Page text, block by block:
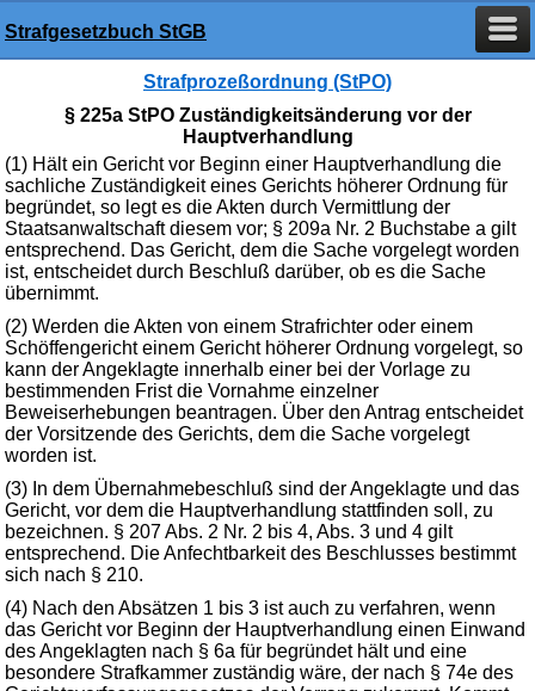
Strafgesetzbuch StGB
Strafprozeßordnung (StPO)
§ 225a StPO Zuständigkeitsänderung vor der
Hauptverhandlung
(1) Hält ein Gericht vor Beginn einer Hauptverhandlung die
sachliche Zuständigkeit eines Gerichts höherer Ordnung für
begründet, so legt es die Akten durch Vermittlung der
Staatsanwaltschaft diesem vor; § 209a Nr. 2 Buchstabe a gilt
entsprechend. Das Gericht, dem die Sache vorgelegt worden
ist, entscheidet durch Beschluß darüber, ob es die Sache
übernimmt.
(2) Werden die Akten von einem Strafrichter oder einem
Schöffengericht einem Gericht höherer Ordnung vorgelegt, so
kann der Angeklagte innerhalb einer bei der Vorlage zu
bestimmenden Frist die Vornahme einzelner
Beweiserhebungen beantragen. Über den Antrag entscheidet
der Vorsitzende des Gerichts, dem die Sache vorgelegt
worden ist.
(3) In dem Übernahmebeschluß sind der Angeklagte und das
Gericht, vor dem die Hauptverhandlung stattfinden soll, zu
bezeichnen. § 207 Abs. 2 Nr. 2 bis 4, Abs. 3 und 4 gilt
entsprechend. Die Anfechtbarkeit des Beschlusses bestimmt
sich nach § 210.
(4) Nach den Absätzen 1 bis 3 ist auch zu verfahren, wenn
das Gericht vor Beginn der Hauptverhandlung einen Einwand
des Angeklagten nach § 6a für begründet hält und eine
besondere Strafkammer zuständig wäre, der nach § 74e des